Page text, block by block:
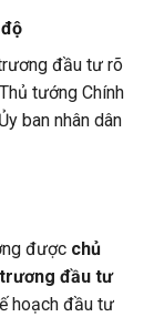
đầu tư rõ
tướng Chính
ban nhân dân
được chủ
đầu tư
hoạch đầu tư